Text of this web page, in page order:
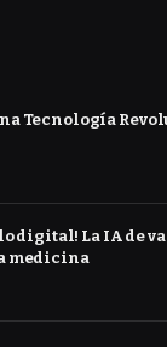
Tecnología
digital! La IA de
medicina